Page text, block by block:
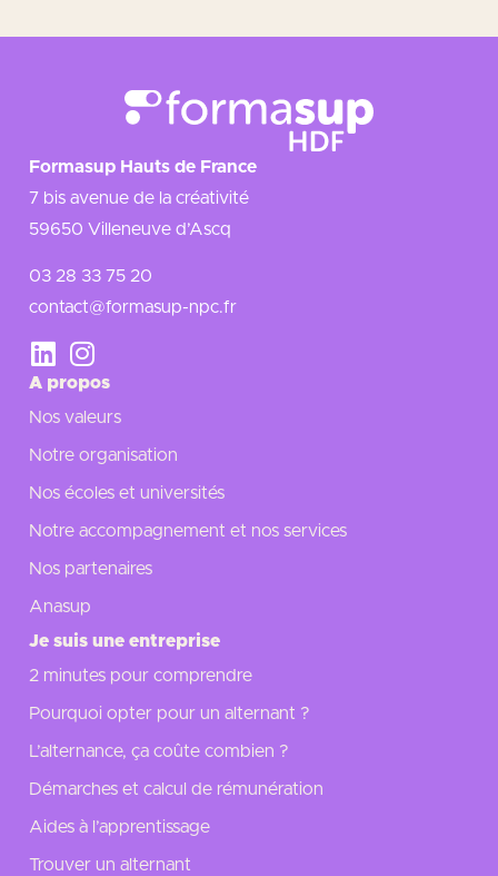
Formasup Hauts de France
7 bis avenue de la créativité
59650 Villeneuve d’Ascq
03 28 33 75 20
contact@formasup-npc.fr
A propos
Nos valeurs
Notre organisation
Nos écoles et universités
Notre accompagnement et nos services
Nos partenaires
Anasup
Je suis une entreprise
2 minutes pour comprendre
Pourquoi opter pour un alternant ?
L’alternance, ça coûte combien ?
Démarches et calcul de rémunération
Aides à l’apprentissage
Trouver un alternant